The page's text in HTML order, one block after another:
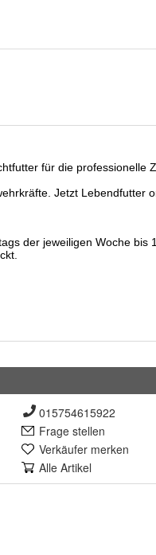
015754615922
Frage stellen
Verkäufer merken
Alle Artikel